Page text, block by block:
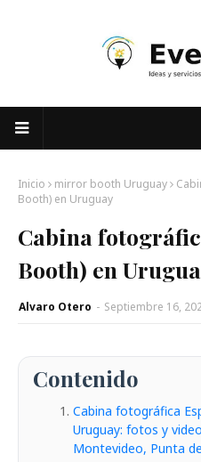
Inicio mirror booth Uruguay
Booth) en Uruguay
Cabina
Booth) en
Alvaro Otero - Septiembre 16,
Contenido
Cabina fotográfica
Uruguay: fotos y
Montevideo, Punta